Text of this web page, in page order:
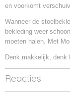
en voorkomt
Wanneer de
bekleding weer
moeten halen. Met
Denk makkelijk,
Reacties